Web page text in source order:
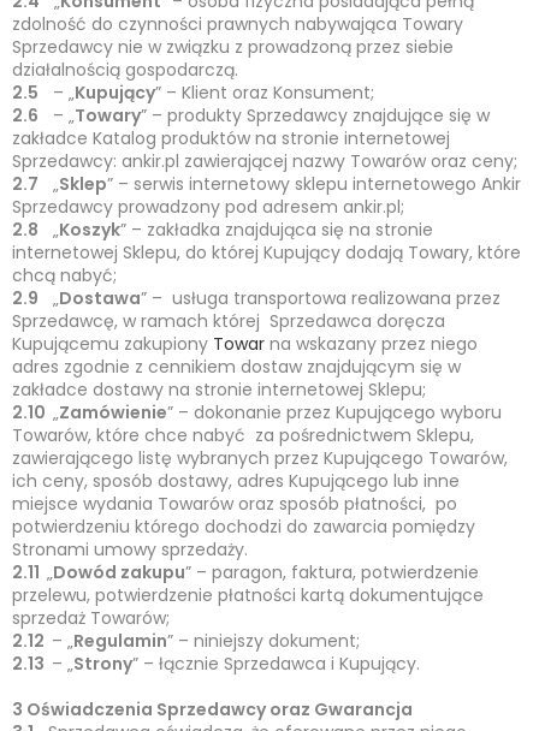
zdolność do czynności prawnych nabywająca Towary
Sprzedawcy nie w związku z prowadzoną przez siebie
działalnością gospodarczą.
2.5 – „Kupujący” – Klient oraz Konsument;
2.6 – „Towary” – produkty Sprzedawcy znajdujące się w
zakładce Katalog produktów na stronie internetowej
Sprzedawcy: ankir.pl zawierającej nazwy Towarów oraz ceny;
2.7 „Sklep” – serwis internetowy sklepu internetowego Ankir
Sprzedawcy prowadzony pod adresem ankir.pl;
2.8 „Koszyk” – zakładka znajdująca się na stronie
internetowej Sklepu, do której Kupujący dodają Towary, które
chcą nabyć;
2.9 „Dostawa” – usługa transportowa realizowana przez
Sprzedawcę, w ramach której Sprzedawca doręcza
Kupującemu zakupiony Towar na wskazany przez niego
adres zgodnie z cennikiem dostaw znajdującym się w
zakładce dostawy na stronie internetowej Sklepu;
2.10 „Zamówienie” – dokonanie przez Kupującego wyboru
Towarów, które chce nabyć za pośrednictwem Sklepu,
zawierającego listę wybranych przez Kupującego Towarów,
ich ceny, sposób dostawy, adres Kupującego lub inne
miejsce wydania Towarów oraz sposób płatności, po
potwierdzeniu którego dochodzi do zawarcia pomiędzy
Stronami umowy sprzedaży.
2.11 „Dowód zakupu” – paragon, faktura, potwierdzenie
przelewu, potwierdzenie płatności kartą dokumentujące
sprzedaż Towarów;
2.12 – „Regulamin” – niniejszy dokument;
2.13 – „Strony” – łącznie Sprzedawca i Kupujący.
3 Oświadczenia Sprzedawcy oraz Gwarancja